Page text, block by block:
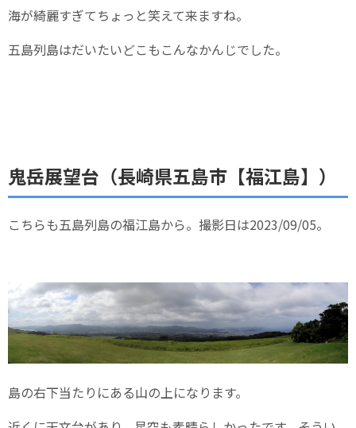
海が綺麗すぎてちょっと笑えて来ますね。
五島列島はだいたいどこもこんなかんじでした。
鬼岳展望台（長崎県五島市【福江島】）
こちらも五島列島の福江島から。撮影日は2023/09/05。
島の右下当たりにある山の上になります。